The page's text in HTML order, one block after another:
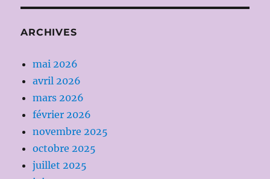
ARCHIVES
mai 2026
avril 2026
mars 2026
février 2026
novembre 2025
octobre 2025
juillet 2025